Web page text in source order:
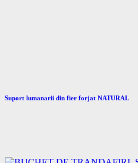
Suport lumanarii din fier forjat NATURAL